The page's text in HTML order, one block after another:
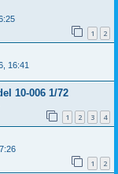
1 2
16:41
10-006 1/72
1 2 3 4
1 2